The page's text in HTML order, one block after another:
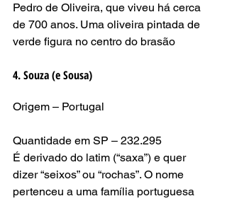
Pedro de Oliveira, que viveu há cerca
de 700 anos. Uma oliveira pintada de
verde figura no centro do brasão
4. Souza (e Sousa)
Origem – Portugal
Quantidade em SP – 232.295
É derivado do latim (“saxa”) e quer
dizer “seixos” ou “rochas”. O nome
pertenceu a uma família portuguesa